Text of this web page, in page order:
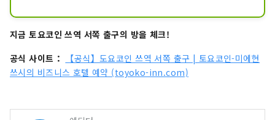
음으로 국보로 지정된 건축물이 있습니다.
기타 많은 국가 지정 중요 문화재가 있습니
7월 초순부터 경내에 연꽃이 피기 시작합
니다. 연꽃의 볼 만한 시기에는 전국에서
지금 토요코인 쓰역 서쪽 출구의 방을 체크!
공식 사이트：
【공식】도요코인 쓰역 서쪽 출구 | 토요코인-미에현
쓰시의 비즈니스 호텔 예약 (toyoko-inn.com)